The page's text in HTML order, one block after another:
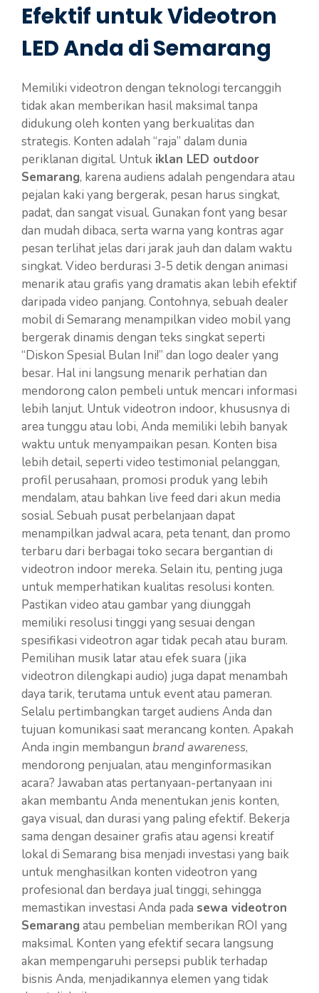
Efektif untuk Videotron
LED Anda di Semarang
Memiliki videotron dengan teknologi tercanggih
tidak akan memberikan hasil maksimal tanpa
didukung oleh konten yang berkualitas dan
strategis. Konten adalah “raja” dalam dunia
periklanan digital. Untuk iklan LED outdoor
Semarang, karena audiens adalah pengendara atau
pejalan kaki yang bergerak, pesan harus singkat,
padat, dan sangat visual. Gunakan font yang besar
dan mudah dibaca, serta warna yang kontras agar
pesan terlihat jelas dari jarak jauh dan dalam waktu
singkat. Video berdurasi 3-5 detik dengan animasi
menarik atau grafis yang dramatis akan lebih efektif
daripada video panjang. Contohnya, sebuah dealer
mobil di Semarang menampilkan video mobil yang
bergerak dinamis dengan teks singkat seperti
“Diskon Spesial Bulan Ini!” dan logo dealer yang
besar. Hal ini langsung menarik perhatian dan
mendorong calon pembeli untuk mencari informasi
lebih lanjut. Untuk videotron indoor, khususnya di
area tunggu atau lobi, Anda memiliki lebih banyak
waktu untuk menyampaikan pesan. Konten bisa
lebih detail, seperti video testimonial pelanggan,
profil perusahaan, promosi produk yang lebih
mendalam, atau bahkan live feed dari akun media
sosial. Sebuah pusat perbelanjaan dapat
menampilkan jadwal acara, peta tenant, dan promo
terbaru dari berbagai toko secara bergantian di
videotron indoor mereka. Selain itu, penting juga
untuk memperhatikan kualitas resolusi konten.
Pastikan video atau gambar yang diunggah
memiliki resolusi tinggi yang sesuai dengan
spesifikasi videotron agar tidak pecah atau buram.
Pemilihan musik latar atau efek suara (jika
videotron dilengkapi audio) juga dapat menambah
daya tarik, terutama untuk event atau pameran.
Selalu pertimbangkan target audiens Anda dan
tujuan komunikasi saat merancang konten. Apakah
Anda ingin membangun brand awareness,
mendorong penjualan, atau menginformasikan
acara? Jawaban atas pertanyaan-pertanyaan ini
akan membantu Anda menentukan jenis konten,
gaya visual, dan durasi yang paling efektif. Bekerja
sama dengan desainer grafis atau agensi kreatif
lokal di Semarang bisa menjadi investasi yang baik
untuk menghasilkan konten videotron yang
profesional dan berdaya jual tinggi, sehingga
memastikan investasi Anda pada sewa videotron
Semarang atau pembelian memberikan ROI yang
maksimal. Konten yang efektif secara langsung
akan mempengaruhi persepsi publik terhadap
bisnis Anda, menjadikannya elemen yang tidak